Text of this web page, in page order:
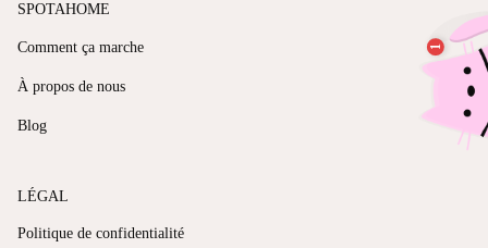
SPOTAHOME
Comment ça marche
À propos de nous
Blog
LÉGAL
Politique de confidentialité